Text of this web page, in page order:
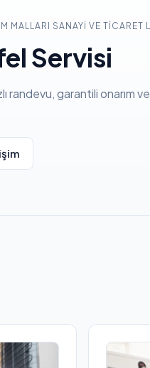
MALLARI SANAYI VE TICARET
Servisi
randevu, garantili onarım